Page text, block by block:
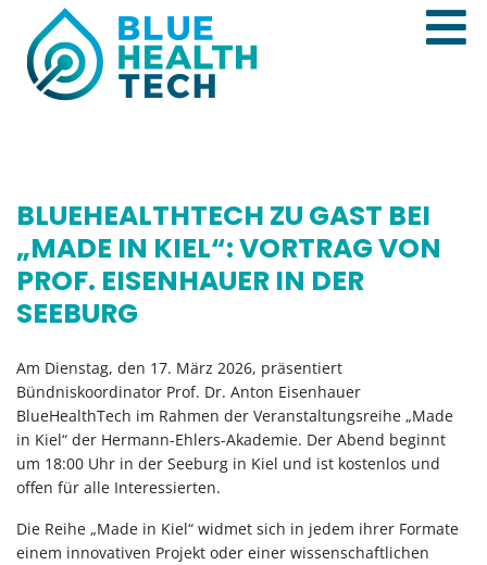
BLUEHEALTHTECH ZU GAST BEI
„MADE IN KIEL“: VORTRAG VON
PROF. EISENHAUER IN DER
SEEBURG
Am Dienstag, den 17. März 2026, präsentiert
Bündniskoordinator Prof. Dr. Anton Eisenhauer
BlueHealthTech im Rahmen der Veranstaltungsreihe „Made
in Kiel“ der Hermann-Ehlers-Akademie. Der Abend beginnt
um 18:00 Uhr in der Seeburg in Kiel und ist kostenlos und
offen für alle Interessierten.
Die Reihe „Made in Kiel“ widmet sich in jedem ihrer Formate
einem innovativen Projekt oder einer wissenschaftlichen